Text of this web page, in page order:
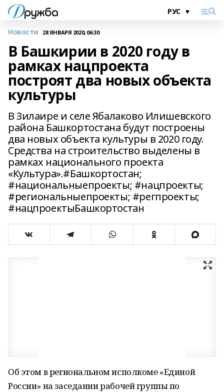
Новости 28 ЯНВАРЯ 2020, 06:30
В Башкирии в 2020 году в
рамках нацпроекта
построят два новых объекта
культуры
В Зилаире и селе Ябалаково Илишевского
района Башкортостана будут построены
два новых объекта культуры в 2020 году.
Средства на строительство выделены в
рамках национального проекта
«Культура».#Башкортостан;
#национальныепроекты; #нацпроекты;
#региональныепроекты; #регпроекты;
#нацпроектыБашкортостан
Об этом в региональном исполкоме «Единой
России» на заседании рабочей группы по